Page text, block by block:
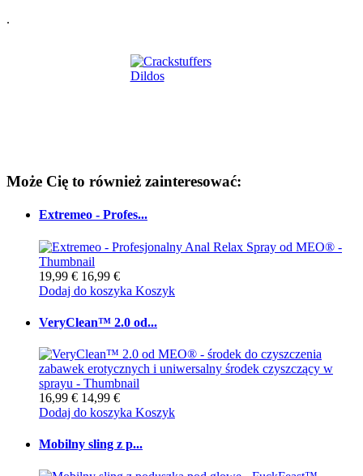
.
Może Cię to również zainteresować:
Extremeo - Profes...
19,99 € 16,99 €
Dodaj do koszyka Koszyk
VeryClean™ 2.0 od...
16,99 € 14,99 €
Dodaj do koszyka Koszyk
Mobilny sling z p...